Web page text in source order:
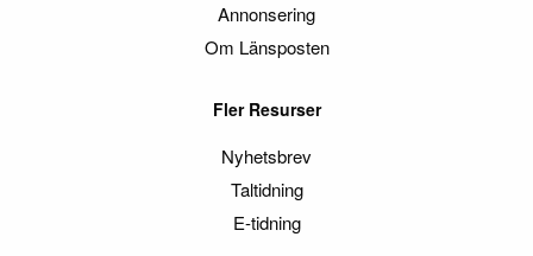
Annonsering
Om Länsposten
Fler Resurser
Nyhetsbrev
Taltidning
E-tidning